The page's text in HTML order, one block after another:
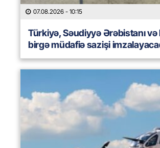
07.08.2026 - 10:15
Türkiyə, Səudiyyə Ərəbistanı və
birgə müdafiə sazişi